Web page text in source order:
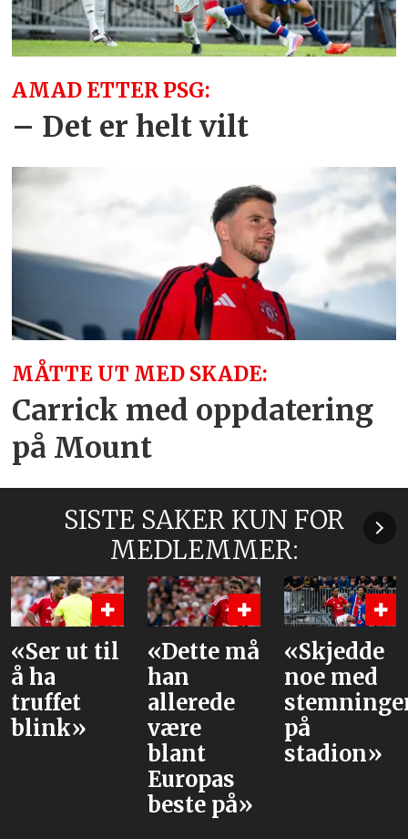
AMAD ETTER PSG:
– Det er helt vilt
MÅTTE UT MED SKADE:
Carrick med oppdatering
på Mount
SISTE SAKER KUN FOR
MEDLEMMER:
«Dette må
han
allerede
være
«Skjedde
noe med
stemningen
på
stadion»
Dette er
PSG-
stjernene
United
trolig